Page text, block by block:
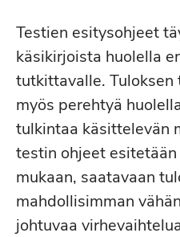
Testien esitysohjeet
käsikirjoista huolella
tutkittavalle.
myös perehtyä
tulkintaa käsittelevän
testin ohjeet
mukaan, saatavaan
mahdollisimman
johtuvaa